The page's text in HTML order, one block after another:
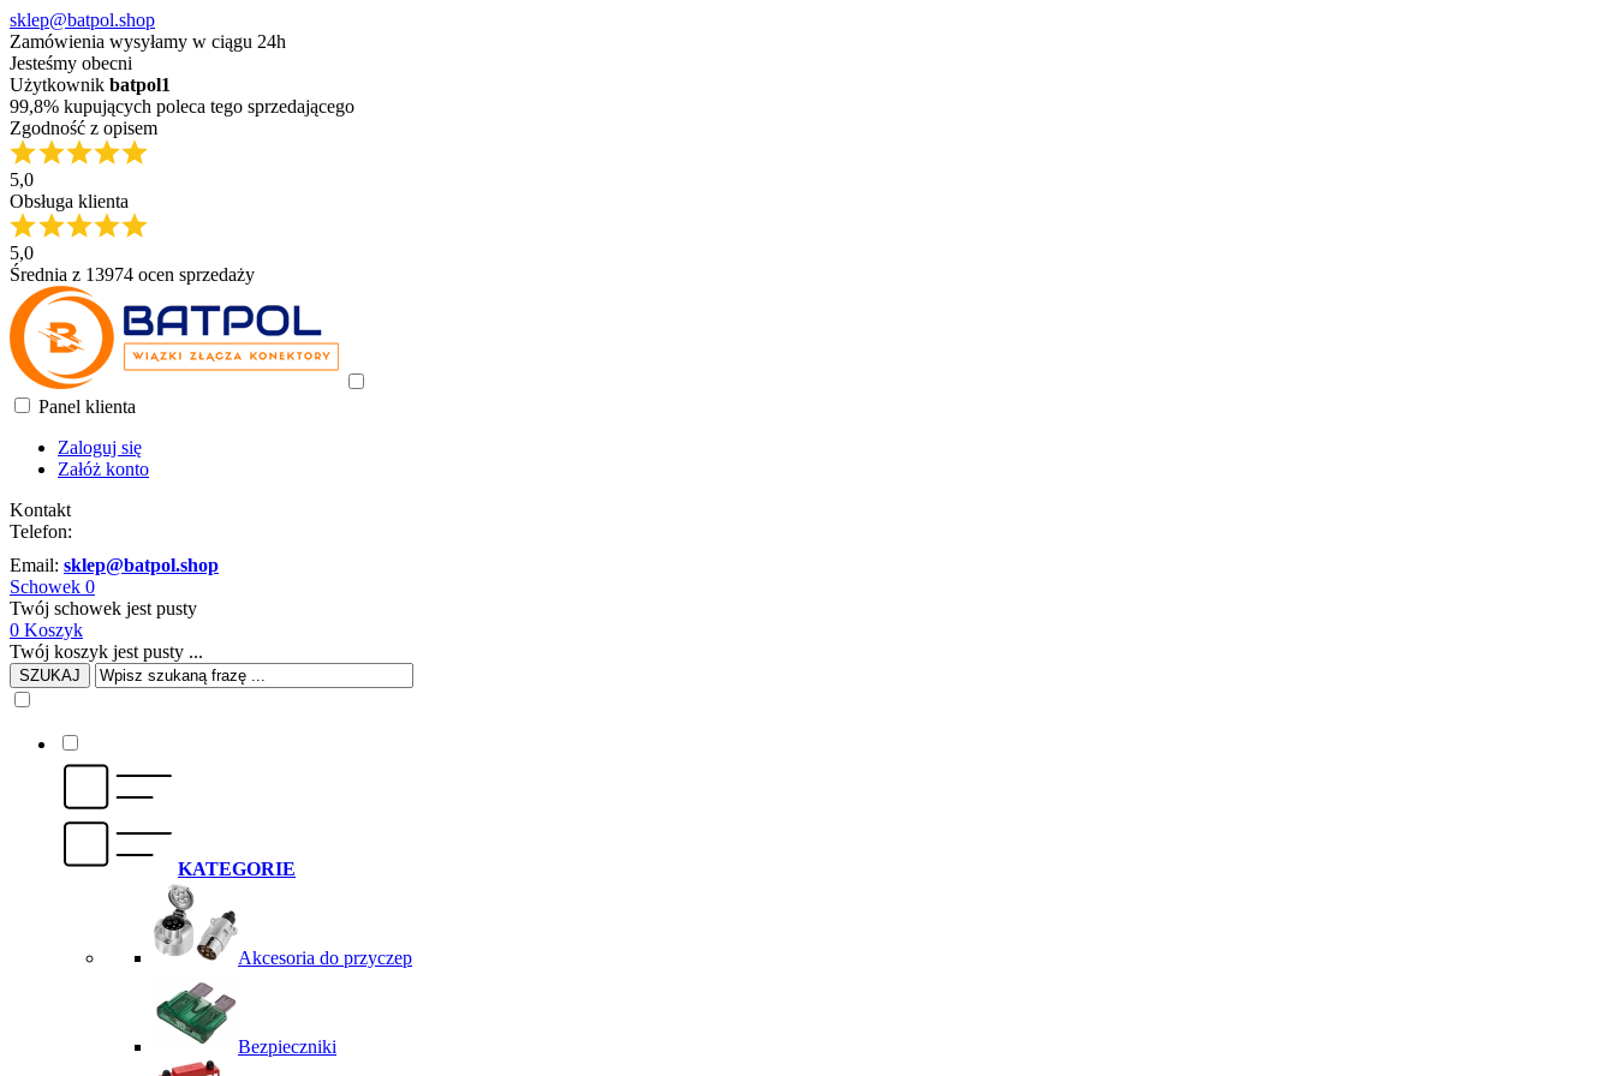
sklep@batpol.shop
Zamówienia wysyłamy w ciągu 24h
Jesteśmy obecni
Użytkownik batpol1
99,8% kupujących poleca tego sprzedającego
Zgodność z opisem
5,0
Obsługa klienta
5,0
Średnia z 13974 ocen sprzedaży
Panel klienta
Zaloguj się
Załóż konto
Kontakt
Telefon:
Email: sklep@batpol.shop
Schowek 0
Twój schowek jest pusty
0 Koszyk
Twój koszyk jest pusty ...
SZUKAJ
KATEGORIE
Akcesoria do przyczep
Bezpieczniki